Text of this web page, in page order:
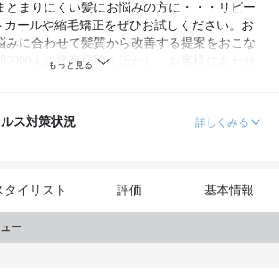
とまりにくい髪にお悩みの方に・・・リピー
カールや縮毛矯正をぜひお試しください。お
みに合わせて髪質から改善する提案をおこな
7000人の接客経験を活かし、お客様にあわせ
ス対策状況
詳しくみる
タイリスト 評価 基本情報
ー